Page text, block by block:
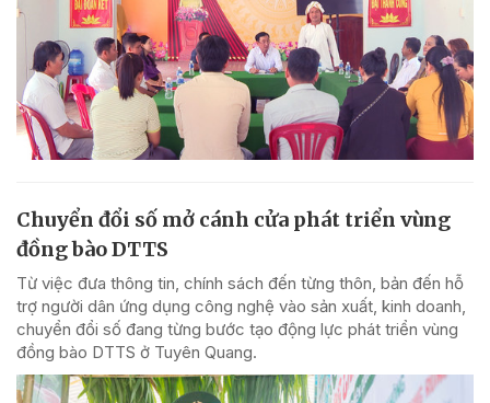
Chuyển đổi số mở cánh cửa phát triển vùng
đồng bào DTTS
Từ việc đưa thông tin, chính sách đến từng thôn, bản đến hỗ
trợ người dân ứng dụng công nghệ vào sản xuất, kinh doanh,
chuyển đổi số đang từng bước tạo động lực phát triển vùng
đồng bào DTTS ở Tuyên Quang.